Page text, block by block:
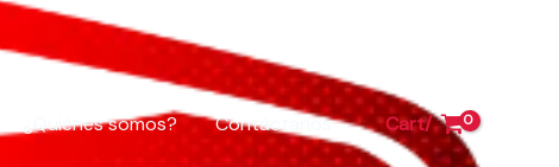
¿Quiénes somos? Contáctanos Cart/